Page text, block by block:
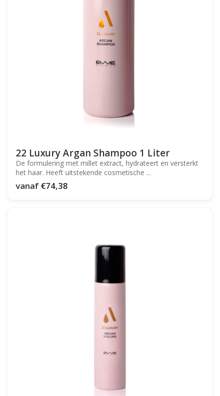
22 Luxury Argan Shampoo 1 Liter
De formulering met millet extract, hydrateert en versterkt
het haar. Heeft uitstekende cosmetische ...
vanaf €74,38